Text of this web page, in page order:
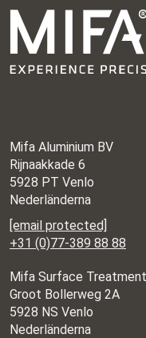
Mifa Aluminium BV
Rijnaakkade 6
5928 PT Venlo
Nederländerna
[email protected]
+31 (0)77-389 88 88
Mifa Surface Treatment
Groot Bollerweg 2A
5928 NS Venlo
Nederländerna